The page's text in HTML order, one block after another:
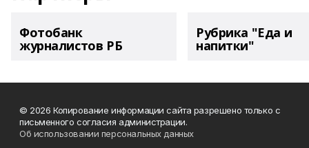
Фотобанк
журналистов РБ
Рубрика "Еда и
напитки"
© 2026 Копирование информации сайта разрешено только с
письменного согласия администрации.
Об использовании персональных данных